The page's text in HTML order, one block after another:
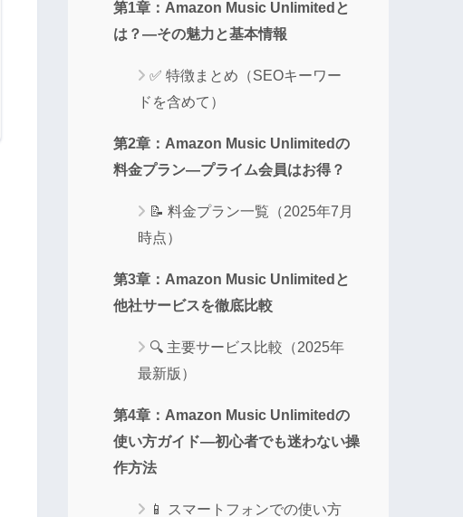
第1章：Amazon Music Unlimitedと
は？―その魅力と基本情報
✅ 特徴まとめ（SEOキーワー
ドを含めて）
第2章：Amazon Music Unlimitedの
料金プラン―プライム会員はお得？
📝 料金プラン一覧（2025年7月
時点）
第3章：Amazon Music Unlimitedと
他社サービスを徹底比較
🔍 主要サービス比較（2025年
最新版）
第4章：Amazon Music Unlimitedの
使い方ガイド―初心者でも迷わない操
作方法
📱 スマートフォンでの使い方